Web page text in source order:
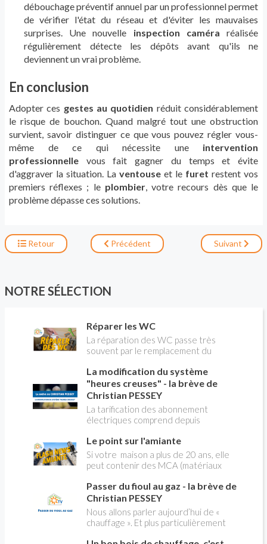
débouchage préventif annuel par un professionnel permet
de vérifier l'état du réseau et d'éviter les mauvaises
surprises. Une nouvelle inspection caméra réalisée
régulièrement détecte les dépôts avant qu'ils ne
deviennent un vrai problème.
En conclusion
Adopter ces gestes au quotidien réduit considérablement
le risque de bouchon. Quand malgré tout une obstruction
survient, savoir distinguer ce que vous pouvez régler vous-
même de ce qui nécessite une
intervention
professionnelle
vous fait gagner du temps et évite
d'aggraver la situation. La ventouse et le furet restent vos
premiers réflexes ; le plombier, votre recours dès que le
problème dépasse ces solutions.
Retour Précédent Suivant
NOTRE SÉLECTION
Réparer les WC
La réparation des WC passe très
souvent par le remplacement du
expliquer
La modification du système
"heures creuses" - la brève de
Christian PESSEY
La tarification des abonnement
électriques comprend depuis
pleines, heures creuses. Aujourd'hui
Christian PESSEY vous explique tout
ce qu'il faut savoir sur la nouvelle
modification du système "heures
creuses" qui concerne près de 15
millions de Français !
Le point sur l'amiante
Si votre maison a plus de 20 ans, elle
peut contenir des MCA (matériaux
panique, on fait le point dans notre
flash news n°3 spéciale Amiante et
ses dangers avec Christian Pessey
Passer du fioul au gaz - la brève de
Christian PESSEY
Nous allons parler aujourd’hui de «
chauffage ». Et plus particulièrement